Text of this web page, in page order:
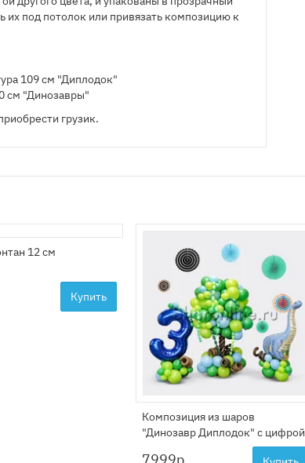
их под потолок или привязать композицию к
109 см "Диплодок"
см "Динозавры"
грузик.
12 см
Купить
Композиция из шаров
"Динозавр Диплодок" с цифрой